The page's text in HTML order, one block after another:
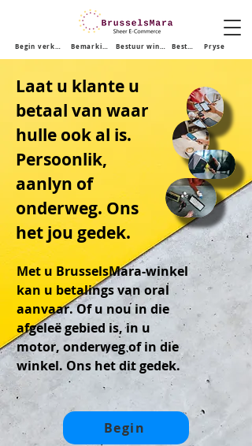
Pryse
Begin verkoop Bemarking Bestuur winkel Bestuur winkel
Laat u klante u
betaal van waar
hulle ook al is.
Persoonlik,
aanlyn of
onderweg. Ons
het jou gedek.
Met u BrusselsMara-winkel
kan u betalings van oral
aanvaar. Of u nou in die
afgeleë gebied is, in u
motor, onderweg of in die
winkel. Ons het dit gedek.
Begin